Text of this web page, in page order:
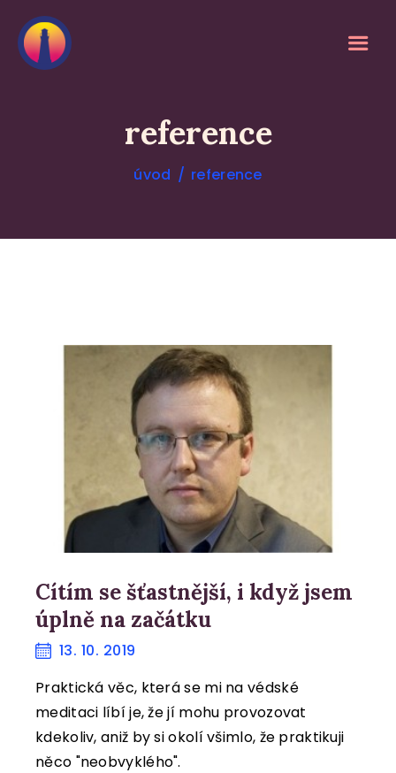
reference
úvod reference
O MEDITACI
BLOG
DOPORUČUJI
Cítím se šťastnější, i když jsem
úplně na začátku
13. 10. 2019
Praktická věc, která se mi na védské
meditaci líbí je, že jí mohu provozovat
kdekoliv, aniž by si okolí všimlo, že praktikuji
něco "neobvyklého".